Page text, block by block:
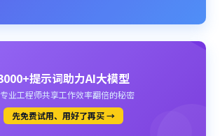
提示词助力AI大模型
业工程师共享工作效率翻倍的秘密
先免费试用、用好了再买 →